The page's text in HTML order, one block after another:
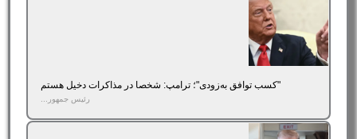
"کسب توافق به‌زودی"؛ ترامپ: شخصا در مذاکرات دخیل هستم
رئیس جمهور...